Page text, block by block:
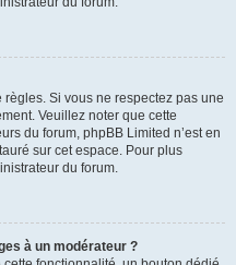
Si vous ne respectez pas une
Veuillez noter que cette
du forum, phpBB Limited n’est en
sur cet espace. Pour plus
du forum.
à un modérateur ?